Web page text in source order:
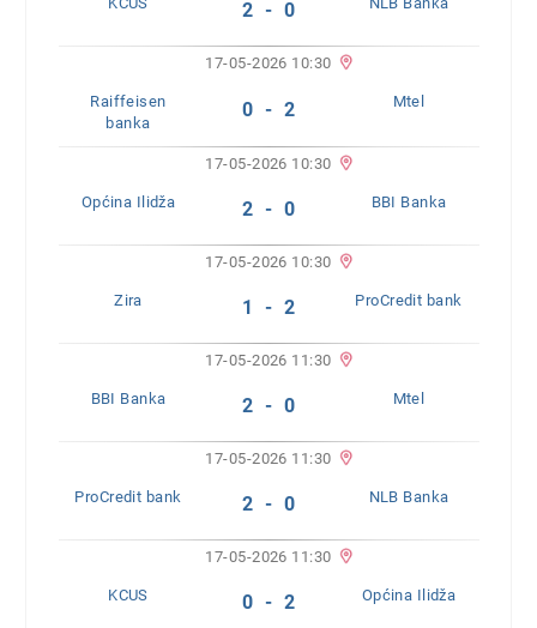
2 - 0
17-05-2026 10:30
Raiffeisen
banka
0 - 2 Mtel
17-05-2026 10:30
Općina Ilidža 2 - 0 BBI Banka
17-05-2026 10:30
Zira 1 - 2 ProCredit bank
17-05-2026 11:30
BBI Banka 2 - 0 Mtel
17-05-2026 11:30
ProCredit bank 2 - 0 NLB Banka
17-05-2026 11:30
KCUS 0 - 2 Općina Ilidža